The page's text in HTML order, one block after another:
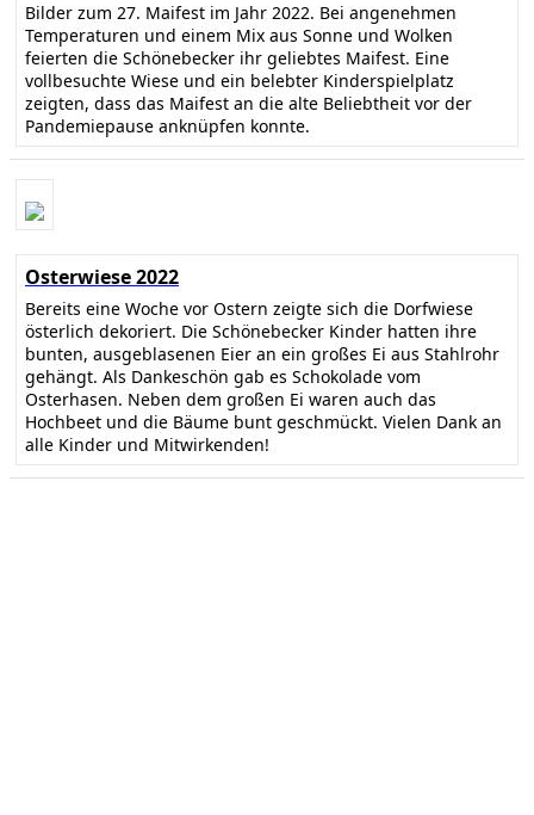
Bilder zum 27. Maifest im Jahr 2022. Bei angenehmen
Temperaturen und einem Mix aus Sonne und Wolken
feierten die Schönebecker ihr geliebtes Maifest. Eine
vollbesuchte Wiese und ein belebter Kinderspielplatz
zeigten, dass das Maifest an die alte Beliebtheit vor der
Pandemiepause anknüpfen konnte.
Osterwiese 2022
Bereits eine Woche vor Ostern zeigte sich die Dorfwiese
österlich dekoriert. Die Schönebecker Kinder hatten ihre
bunten, ausgeblasenen Eier an ein großes Ei aus Stahlrohr
gehängt. Als Dankeschön gab es Schokolade vom
Osterhasen. Neben dem großen Ei waren auch das
Hochbeet und die Bäume bunt geschmückt. Vielen Dank an
alle Kinder und Mitwirkenden!